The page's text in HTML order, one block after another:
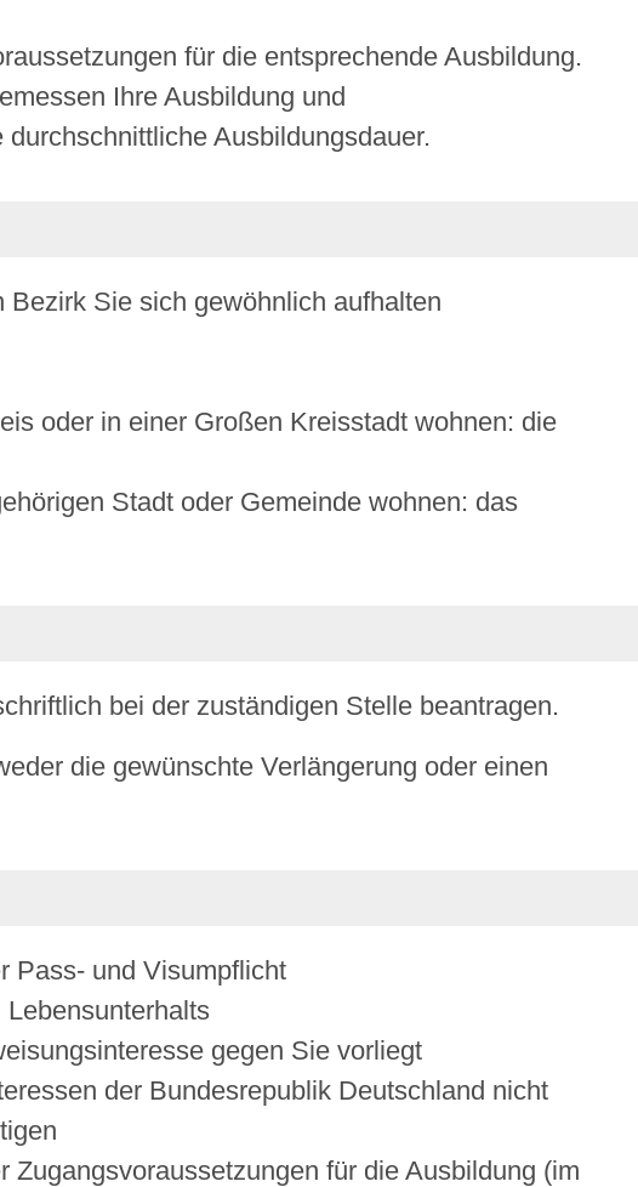
für die entsprechende Ausbildung.
Ihre Ausbildung und
Ausbildungsdauer.
Bezirk Sie sich gewöhnlich aufhalten
oder in einer Großen Kreisstadt wohnen: die
Stadt oder Gemeinde wohnen: das
bei der zuständigen Stelle beantragen.
die gewünschte Verlängerung oder einen
Pass- und Visumpflicht
gegen Sie vorliegt
der Bundesrepublik Deutschland nicht
Zugangsvoraussetzungen für die Ausbildung (im